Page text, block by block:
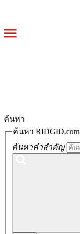
Toggle
ค้นหา
ค้นหา RIDGID.com
ค้นหาคำสำคัญ